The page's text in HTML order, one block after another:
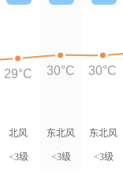
北风
<3级
东北风
<3级
东北风
<3级
29°C 30°C 30°C